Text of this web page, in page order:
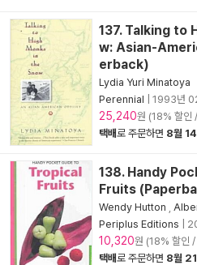
137. Talking to
w: Asian-
erback)
Lydia Yuri Minatoya
Perennial
1993년
25,240원 (18% 할인
택배로 주문하면 8월
138. Handy
Fruits
Wendy Hutton
Periplus Editions
10,320원 (18% 할인
택배로 주문하면 8월